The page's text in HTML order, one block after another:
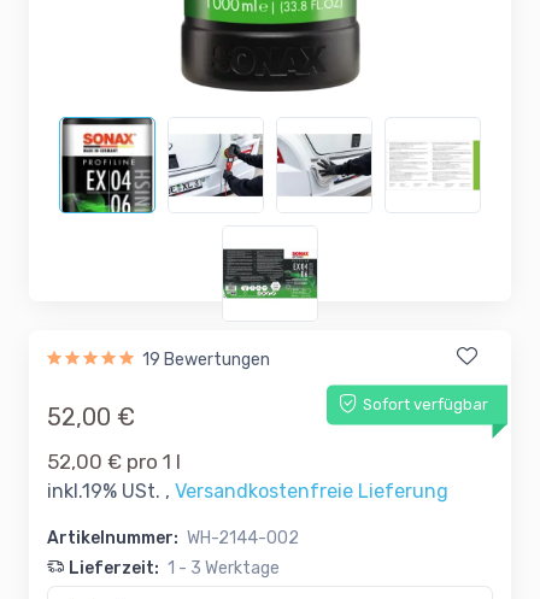
19 Bewertungen
Sofort verfügbar
52,00 €
52,00 € pro 1 l
inkl.19% USt. , Versandkostenfreie Lieferung
Artikelnummer: WH-2144-002
Lieferzeit: 1 - 3 Werktage